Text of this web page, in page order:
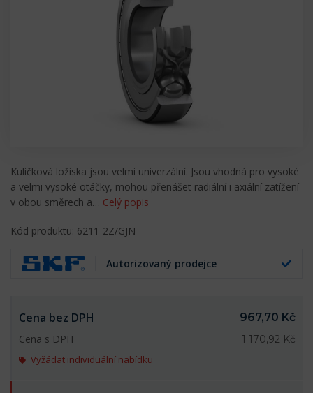
Kuličková ložiska jsou velmi univerzální. Jsou vhodná pro vysoké
a velmi vysoké otáčky, mohou přenášet radiální i axiální zatížení
v obou směrech a… Celý popis
Kód produktu: 6211-2Z/GJN
Autorizovaný prodejce
Cena bez DPH
967,70 Kč
Cena s DPH
1 170,92 Kč
Vyžádat individuální nabídku